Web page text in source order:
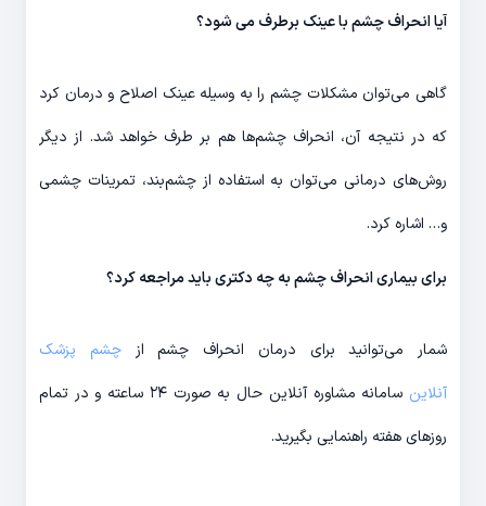
آیا انحراف چشم با عینک برطرف می شود؟
گاهی می‌توان مشکلات چشم را به وسیله عینک اصلاح و درمان کرد
که در نتیجه آن، انحراف چشم‌ها هم بر طرف خواهد شد. از دیگر
روش‌های درمانی می‌توان به استفاده از چشم‌بند، تمرینات چشمی
و… اشاره کرد.
برای بیماری انحراف چشم به چه دکتری باید مراجعه کرد؟
شمار می‌توانید برای درمان انحراف چشم از چشم پزشک
آنلاین
سامانه مشاوره آنلاین حال به صورت ۲۴ ساعته و در تمام
روزهای هفته راهنمایی بگیرید.